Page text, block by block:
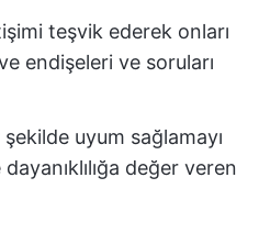
teşvik ederek onları
endişeleri ve soruları
şekilde uyum sağlamayı
değer veren